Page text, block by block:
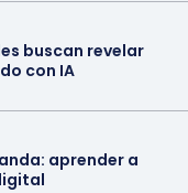
buscan revelar
con IA
aprender a